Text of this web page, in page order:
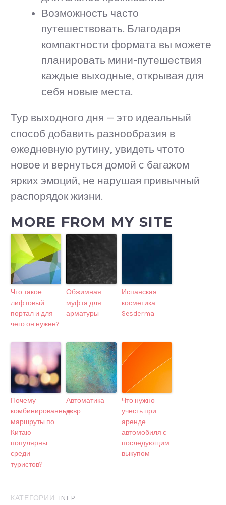
Возможность часто
путешествовать. Благодаря
компактности формата вы можете
планировать мини-путешествия
каждые выходные, открывая для
себя новые места.
Тур выходного дня — это идеальный
способ добавить разнообразия в
ежедневную рутину, увидеть чтото
новое и вернуться домой с багажом
ярких эмоций, не нарушая привычный
распорядок жизни.
MORE FROM MY SITE
Что такое
лифтовый
портал и для
чего он нужен?
Обжимная
муфта для
арматуры
Испанская
косметика
Sesderma
Почему
комбинированные
маршруты по
Китаю
популярны
среди
туристов?
Автоматика
дквр
Что нужно
учесть при
аренде
автомобиля с
последующим
выкупом
КАТЕГОРИИ: INFP